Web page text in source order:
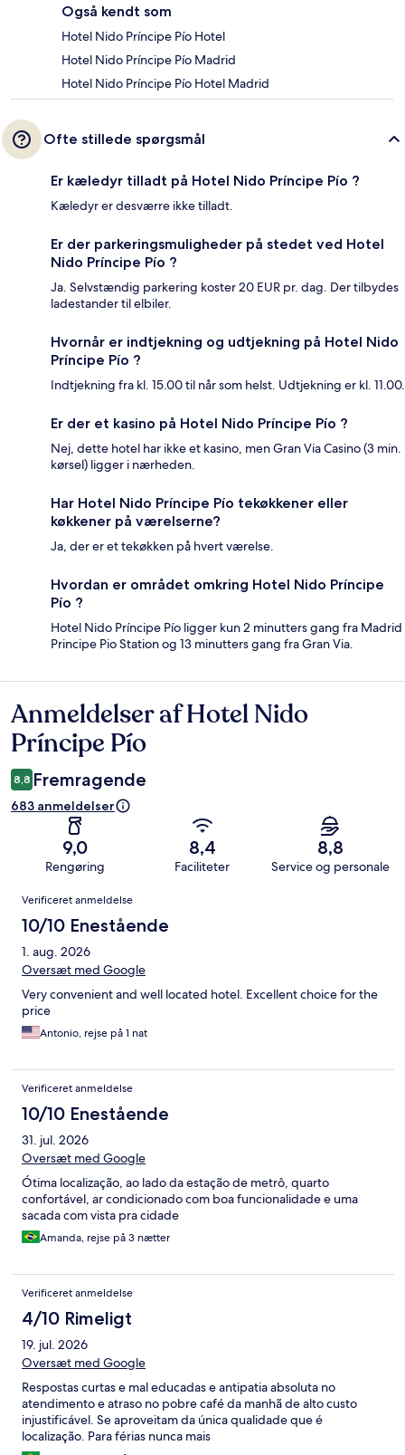
Også kendt som
Hotel Nido Príncipe Pío Hotel
Hotel Nido Príncipe Pío Madrid
Hotel Nido Príncipe Pío Hotel Madrid
Ofte stillede spørgsmål
Er kæledyr tilladt på Hotel Nido Príncipe Pío ?
Kæledyr er desværre ikke tilladt.
Er der parkeringsmuligheder på stedet ved Hotel
Nido Príncipe Pío ?
Ja. Selvstændig parkering koster 20 EUR pr. dag. Der tilbydes
ladestander til elbiler.
Hvornår er indtjekning og udtjekning på Hotel Nido
Príncipe Pío ?
Indtjekning fra kl. 15.00 til når som helst. Udtjekning er kl. 11.00.
Er der et kasino på Hotel Nido Príncipe Pío ?
Nej, dette hotel har ikke et kasino, men Gran Via Casino (3 min.
kørsel) ligger i nærheden.
Har Hotel Nido Príncipe Pío tekøkkener eller
køkkener på værelserne?
Ja, der er et tekøkken på hvert værelse.
Hvordan er området omkring Hotel Nido Príncipe
Pío ?
Hotel Nido Príncipe Pío ligger kun 2 minutters gang fra Madrid
Principe Pio Station og 13 minutters gang fra Gran Via.
Anmeldelser
Anmeldelser af Hotel Nido
Príncipe Pío
8,8 Fremragende
683 anmeldelser
9,0
Rengøring
8,4
Faciliteter
8,8
Service og personale
Anmeldelser
Verificeret anmeldelse
10/10 Enestående
1. aug. 2026
Oversæt med Google
Very convenient and well located hotel. Excellent choice for the
price
Antonio, rejse på 1 nat
Verificeret anmeldelse
10/10 Enestående
31. jul. 2026
Oversæt med Google
Ótima localização, ao lado da estação de metrô, quarto
confortável, ar condicionado com boa funcionalidade e uma
sacada com vista pra cidade
Amanda, rejse på 3 nætter
Verificeret anmeldelse
4/10 Rimeligt
19. jul. 2026
Oversæt med Google
Respostas curtas e mal educadas e antipatia absoluta no
atendimento e atraso no pobre café da manhã de alto custo
injustificável. Se aproveitam da única qualidade que é
localização. Para férias nunca mais